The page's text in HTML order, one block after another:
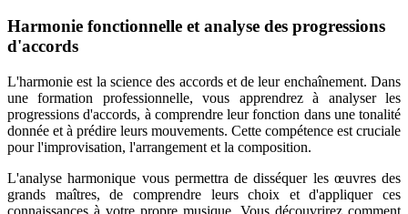
Harmonie fonctionnelle et analyse des progressions
d'accords
L'harmonie est la science des accords et de leur enchaînement. Dans
une formation professionnelle, vous apprendrez à analyser les
progressions d'accords, à comprendre leur fonction dans une tonalité
donnée et à prédire leurs mouvements. Cette compétence est cruciale
pour l'improvisation, l'arrangement et la composition.
L'analyse harmonique vous permettra de disséquer les œuvres des
grands maîtres, de comprendre leurs choix et d'appliquer ces
connaissances à votre propre musique. Vous découvrirez comment